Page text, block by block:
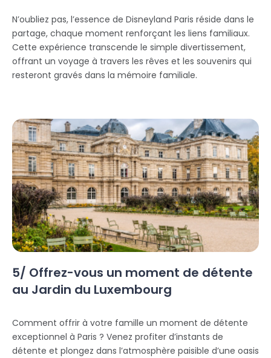
N’oubliez pas, l’essence de Disneyland Paris réside dans le
partage, chaque moment renforçant les liens familiaux.
Cette expérience transcende le simple divertissement,
offrant un voyage à travers les rêves et les souvenirs qui
resteront gravés dans la mémoire familiale.
5/ Offrez-vous un moment de détente
au Jardin du Luxembourg
Comment offrir à votre famille un moment de détente
exceptionnel à Paris ? Venez profiter d’instants de
détente et plongez dans l’atmosphère paisible d’une oasis